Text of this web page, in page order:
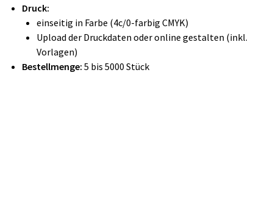
Druck:
einseitig in Farbe (4c/0-farbig CMYK)
Upload der Druckdaten oder online gestalten (inkl.
Vorlagen)
Bestellmenge: 5 bis 5000 Stück